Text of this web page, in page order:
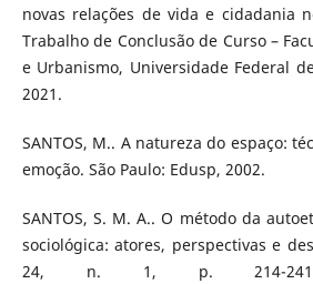
novas relações de vida e cidadania
Trabalho de Conclusão de Curso –
e Urbanismo, Universidade Federal
2021.
SANTOS, M.. A natureza do espaço:
emoção. São Paulo: Edusp, 2002.
SANTOS, S. M. A.. O método da
sociológica: atores, perspectivas e
24, n. 1, p. 214-